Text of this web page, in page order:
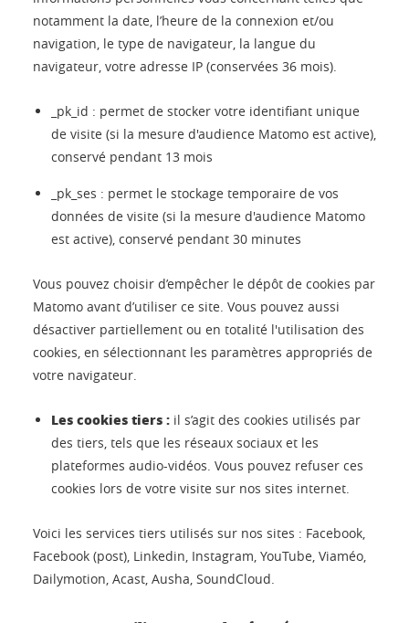
notamment la date, l’heure de la connexion et/ou
navigation, le type de navigateur, la langue du
navigateur, votre adresse IP (conservées 36 mois).
_pk_id : permet de stocker votre identifiant unique
de visite (si la mesure d'audience Matomo est active),
conservé pendant 13 mois
_pk_ses : permet le stockage temporaire de vos
données de visite (si la mesure d'audience Matomo
est active), conservé pendant 30 minutes
Vous pouvez choisir d’empêcher le dépôt de cookies par
Matomo avant d’utiliser ce site. Vous pouvez aussi
désactiver partiellement ou en totalité l'utilisation des
cookies, en sélectionnant les paramètres appropriés de
votre navigateur.
Les cookies tiers : il s’agit des cookies utilisés par
des tiers, tels que les réseaux sociaux et les
plateformes audio-vidéos. Vous pouvez refuser ces
cookies lors de votre visite sur nos sites internet.
Voici les services tiers utilisés sur nos sites : Facebook,
Facebook (post), Linkedin, Instagram, YouTube, Viaméo,
Dailymotion, Acast, Ausha, SoundCloud.